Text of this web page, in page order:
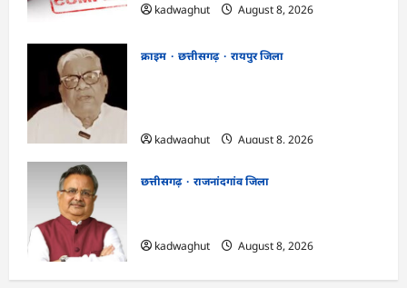
kadwaghut
August 8, 2026
क्राइम छत्तीसगढ़
रायपुर जिला
kadwaghut
August 8, 2026
छत्तीसगढ़
राजनांदगांव जिला
kadwaghut
August 8, 2026